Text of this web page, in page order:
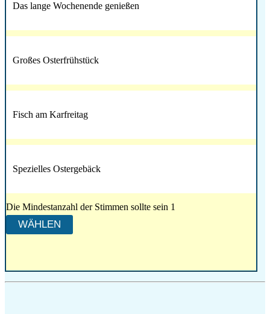
Das lange Wochenende genießen
Großes Osterfrühstück
Fisch am Karfreitag
Spezielles Ostergebäck
Die Mindestanzahl der Stimmen sollte sein 1